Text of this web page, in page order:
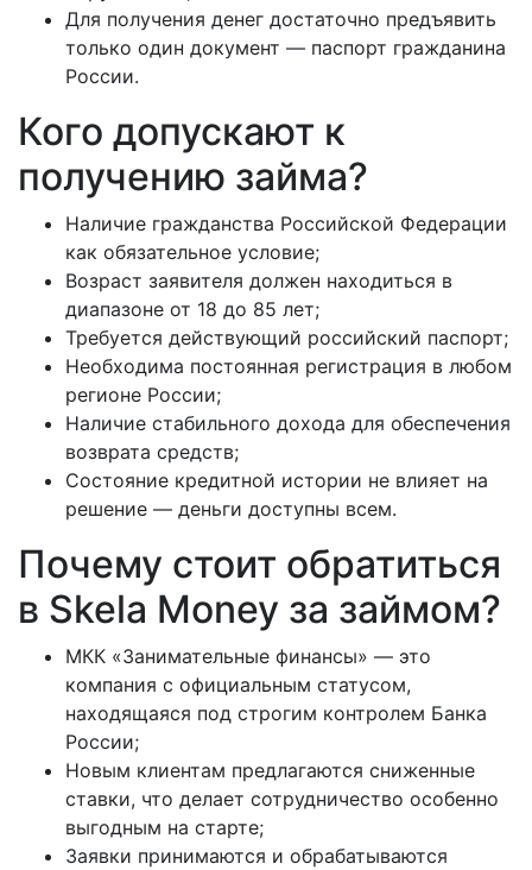
Для получения денег достаточно предъявить
только один документ — паспорт гражданина
России.
Кого допускают к
получению займа?
Наличие гражданства Российской Федерации
как обязательное условие;
Возраст заявителя должен находиться в
диапазоне от 18 до 85 лет;
Требуется действующий российский паспорт;
Необходима постоянная регистрация в любом
регионе России;
Наличие стабильного дохода для обеспечения
возврата средств;
Состояние кредитной истории не влияет на
решение — деньги доступны всем.
Почему стоит обратиться
в Skela Money за займом?
МКК «Занимательные финансы» — это
компания с официальным статусом,
находящаяся под строгим контролем Банка
России;
Новым клиентам предлагаются сниженные
ставки, что делает сотрудничество особенно
выгодным на старте;
Заявки принимаются и обрабатываются